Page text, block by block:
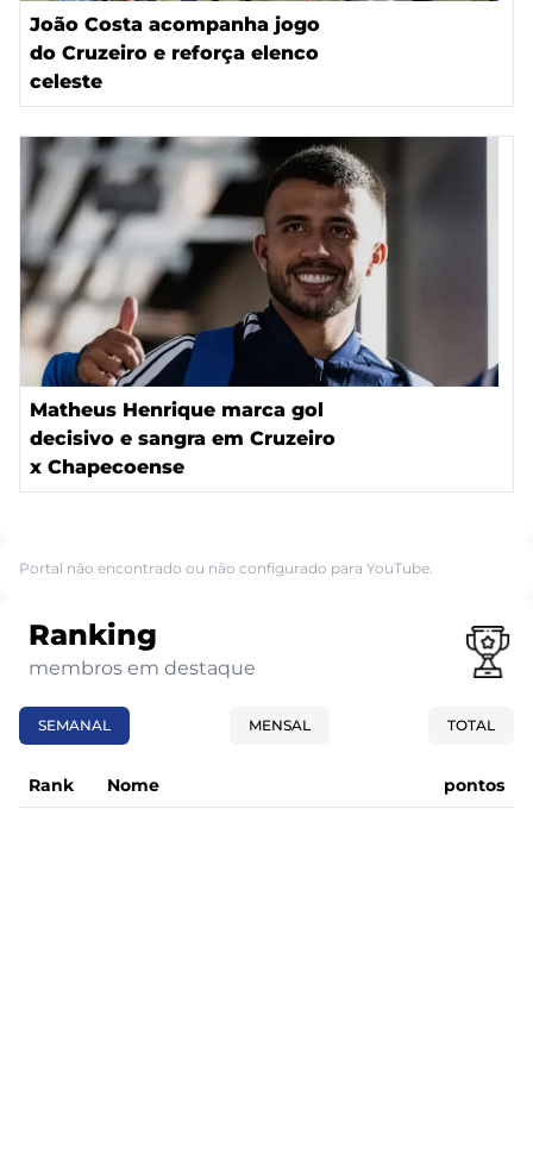
João Costa acompanha jogo
do Cruzeiro e reforça elenco
celeste
Matheus Henrique marca gol
decisivo e sangra em Cruzeiro
x Chapecoense
Portal não encontrado ou não configurado para YouTube.
Ranking
membros em destaque
SEMANAL MENSAL TOTAL
Rank Nome pontos